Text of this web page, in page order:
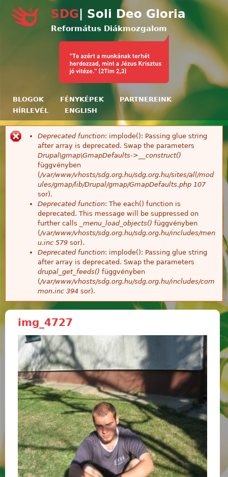
Ugrás a tartalomra
SDG | Soli Deo Gloria
Református Diákmozgalom
BLOGOK FÉNYKÉPEK
PARTNEREINK
HÍRLEVÉL
ENGLISH
Hibaüzenet
Deprecated function: implode(): Passing glue string
after array is deprecated. Swap the parameters
Drupal\gmap\GmapDefaults->__construct()
függvényben
(/var/www/vhosts/sdg.org.hu/sdg.org.hu/sites/all/mod
ules/gmap/lib/Drupal/gmap/GmapDefaults.php 107
sor).
Deprecated function: The each() function is
deprecated. This message will be suppressed on
further calls
_menu_load_objects() függvényben
(/var/www/vhosts/sdg.org.hu/sdg.org.hu/includes/men
u.inc 579 sor).
Deprecated function: implode(): Passing glue string
after array is deprecated. Swap the parameters
drupal_get_feeds() függvényben
(/var/www/vhosts/sdg.org.hu/sdg.org.hu/includes/com
mon.inc 394 sor).
img_4727